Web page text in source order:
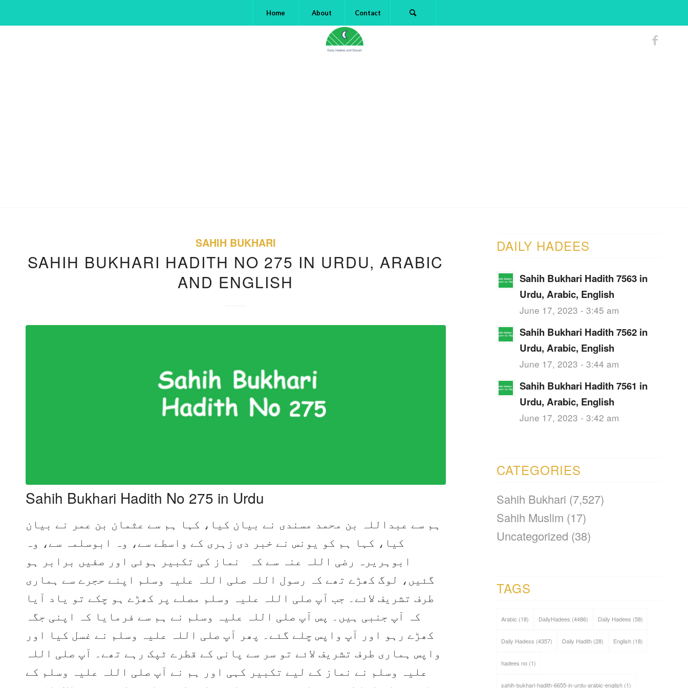
Home About Contact
SAHIH BUKHARI
SAHIH BUKHARI HADITH NO 275 IN URDU, ARABIC
AND ENGLISH
Sahih Bukhari Hadith No 275 in Urdu
ہم سے عبداللہ بن محمد مسندی نے بیان کیا، کہا ہم سے عثمان بن عمر نے بیان
کیا، کہا ہم کو یونس نے خبر دی زہری کے واسطے سے، وہ ابوسلمہ سے، وہ
ابوہریرہ رضی اللہ عنہ سے کہ نماز کی تکبیر ہوئی اور صفیں برابر ہو
گئیں، لوگ کھڑے تھے کہ رسول اللہ صلی اللہ علیہ وسلم اپنے حجرے سے ہماری
طرف تشریف لائے۔ جب آپ صلی اللہ علیہ وسلم مصلے پر کھڑے ہو چکے تو یاد آیا
کہ آپ جنبی ہیں۔ پس آپ صلی اللہ علیہ وسلم نے ہم سے فرمایا کہ اپنی جگہ
کھڑے رہو اور آپ واپس چلے گئے۔ پھر آپ صلی اللہ علیہ وسلم نے غسل کیا اور
واپس ہماری طرف تشریف لائے تو سر سے پانی کے قطرے ٹپک رہے تھے۔ آپ صلی اللہ
علیہ وسلم نے نماز کے لیے تکبیر کہی اور ہم نے آپ صلی اللہ علیہ وسلم کے
DAILY HADEES
Sahih Bukhari Hadith 7563 in
Urdu, Arabic, English
June 17, 2023 - 3:45 am
Sahih Bukhari Hadith 7562 in
Urdu, Arabic, English
June 17, 2023 - 3:44 am
Sahih Bukhari Hadith 7561 in
Urdu, Arabic, English
June 17, 2023 - 3:42 am
CATEGORIES
Sahih Bukhari (7,527)
Sahih Muslim (17)
Uncategorized (38)
TAGS
Arabic (18) DailyHadees (4486) Daily Hadees (58)
Daily Hadess (4357) Daily Hadith(28) English(18)
hadees no(1)
sahih-bukhari-hadith-6655-in-urdu-arabic-english(1)